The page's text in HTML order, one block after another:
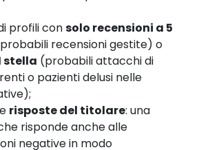
profili consolo recensioni a 5
recensioni gestite) o
stella (probabili attacchi di
o pazienti delusi nelle
risposte del titolare: una
risponde anche alle
negative in modo